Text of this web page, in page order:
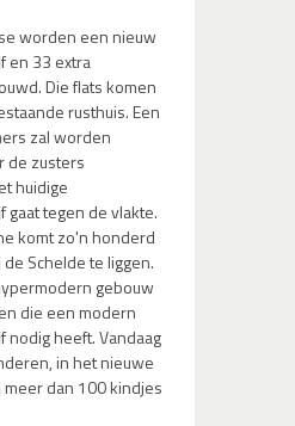
worden een nieuw
en 33 extra
Die flats komen
rusthuis. Een
zal worden
de zusters
huidige
tegen de vlakte.
komt zo'n honderd
Schelde te liggen.
gebouw
die een modern
heeft. Vandaag
in het nieuwe
dan 100 kindjes